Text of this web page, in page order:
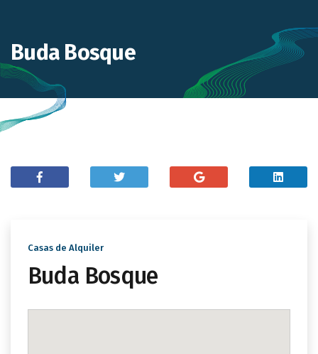
Buda Bosque
Casas de Alquiler
Buda Bosque